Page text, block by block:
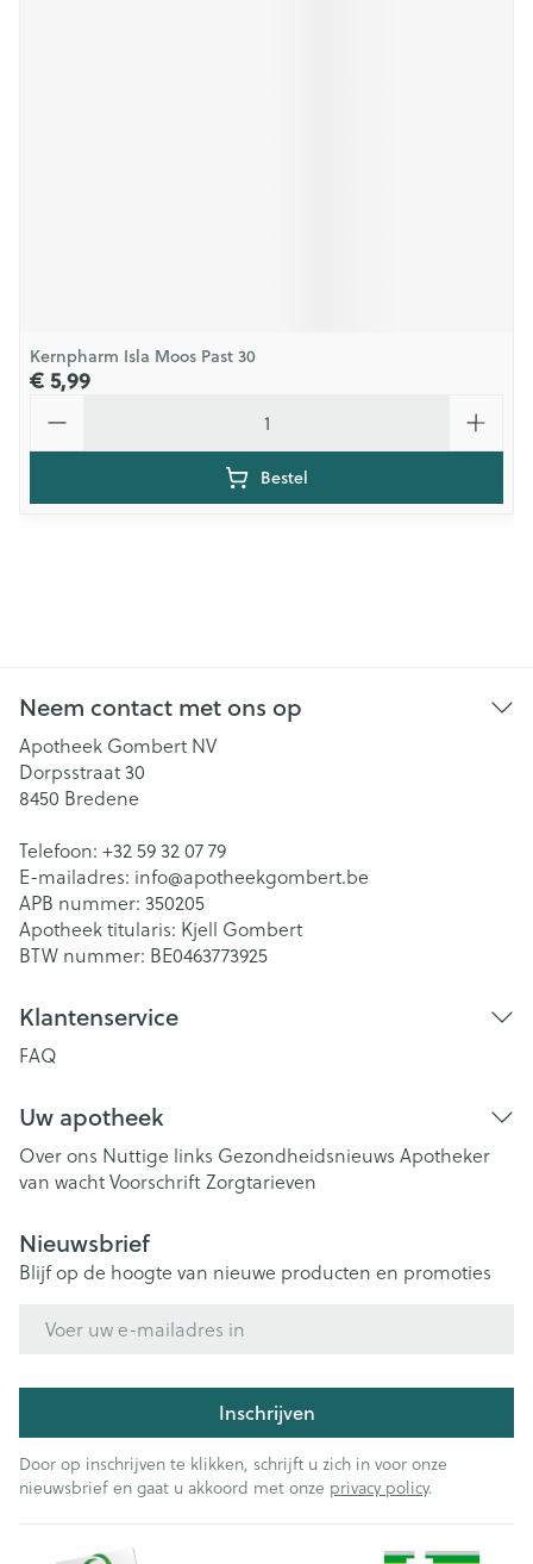
Kernpharm Isla Moos Past 30
€ 5,99
Bestel
Neem contact met ons op
Apotheek Gombert NV
Dorpsstraat 30
8450 Bredene
Telefoon: +32 59 32 07 79
E-mailadres: info@apotheekgombert.be
APB nummer: 350205
Apotheek titularis: Kjell Gombert
BTW nummer: BE0463773925
Klantenservice
FAQ
Uw apotheek
Over ons Nuttige links Gezondheidsnieuws Apotheker
van wachtVoorschriftZorgtarieven
Nieuwsbrief
Blijf op de hoogte van nieuwe producten en promoties
Inschrijven
Door op inschrijven te klikken, schrijft u zich in voor onze
nieuwsbrief en gaat u akkoord met onze privacy policy.